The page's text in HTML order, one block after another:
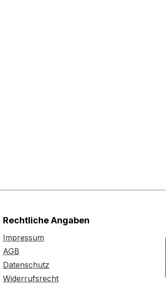
Rechtliche Angaben
Impressum
AGB
Datenschutz
Widerrufsrecht